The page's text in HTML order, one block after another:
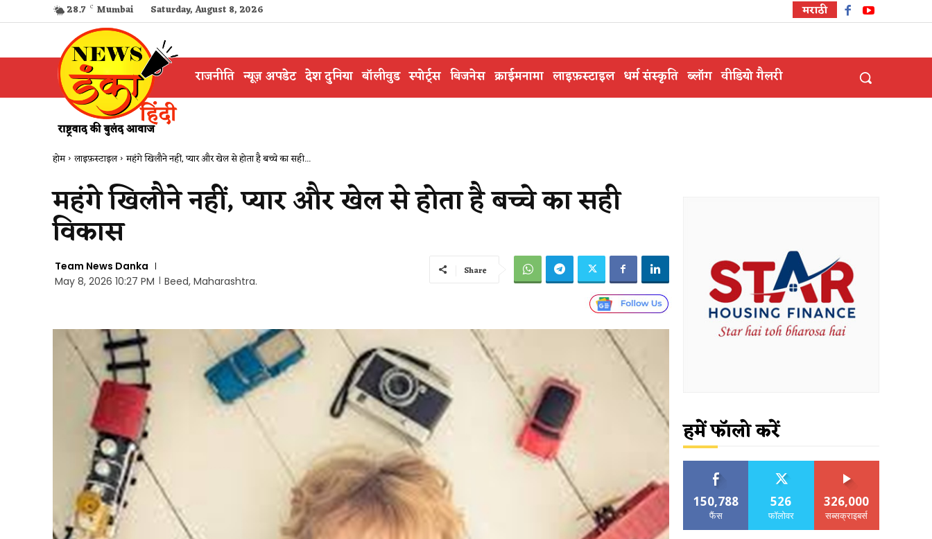
28.7 C Mumbai Saturday, August 8, 2026 मराठी
राजनीति न्यूज़ अपडेट देश दुनिया बॉलीवुड स्पोर्ट्स बिजनेस क्राईमनामा लाइफ़स्टाइल धर्म संस्कृति ब्लॉग वीडियो गैलरी
होम लाइफ़स्टाइल महंगे खिलौने नहीं, प्यार और खेल से होता है बच्चे का सही...
महंगे खिलौने नहीं, प्यार और खेल से होता है बच्चे का सही
विकास
Team News Danka
May 8, 2026 10:27 PM
Beed, Maharashtra.
Share
हमें फॉलो करें
150,788
फैंस
526
फॉलोवर
326,000
सब्सक्राइबर्स